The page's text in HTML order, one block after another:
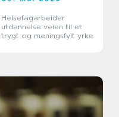
Helsefagarbeider
utdannelse veien til et
trygt og meningsfylt yrke